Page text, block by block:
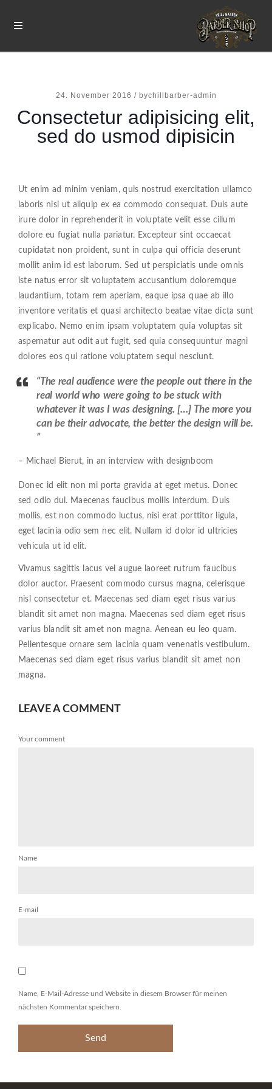
24. November 2016 / bychillbarber-admin
Consectetur adipisicing elit,
sed do usmod dipisicin
Ut enim ad minim veniam, quis nostrud exercitation ullamco
laboris nisi ut aliquip ex ea commodo consequat. Duis aute
irure dolor in reprehenderit in voluptate velit esse cillum
dolore eu fugiat nulla pariatur. Excepteur sint occaecat
cupidatat non proident, sunt in culpa qui officia deserunt
mollit anim id est laborum. Sed ut perspiciatis unde omnis
iste natus error sit voluptatem accusantium doloremque
laudantium, totam rem aperiam, eaque ipsa quae ab illo
inventore veritatis et quasi architecto beatae vitae dicta sunt
explicabo. Nemo enim ipsam voluptatem quia voluptas sit
aspernatur aut odit aut fugit, sed quia consequuntur magni
dolores eos qui ratione voluptatem sequi nesciunt.
“The real audience were the people out there in the
real world who were going to be stuck with
whatever it was I was designing. […] The more you
can be their advocate, the better the design will be.
”
– Michael Bierut, in an interview with designboom
Donec id elit non mi porta gravida at eget metus. Donec
sed odio dui. Maecenas faucibus mollis interdum. Duis
mollis, est non commodo luctus, nisi erat porttitor ligula,
eget lacinia odio sem nec elit. Nullam id dolor id ultricies
vehicula ut id elit.
Vivamus sagittis lacus vel augue laoreet rutrum faucibus
dolor auctor. Praesent commodo cursus magna, celerisque
nisl consectetur et. Maecenas sed diam eget risus varius
blandit sit amet non magna. Maecenas sed diam eget risus
varius blandit sit amet non magna. Aenean eu leo quam.
Pellentesque ornare sem lacinia quam venenatis vestibulum.
Maecenas sed diam eget risus varius blandit sit amet non
magna.
LEAVE A COMMENT
Your comment
Name
E-mail
Name, E-Mail-Adresse und Website in diesem Browser für meinen
nächsten Kommentar speichern.